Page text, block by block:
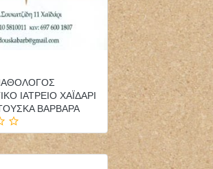
ΙΑΤΡΕΙΟ ΧΑΪΔΑΡΙ
ΒΑΡΒΑΡΑ